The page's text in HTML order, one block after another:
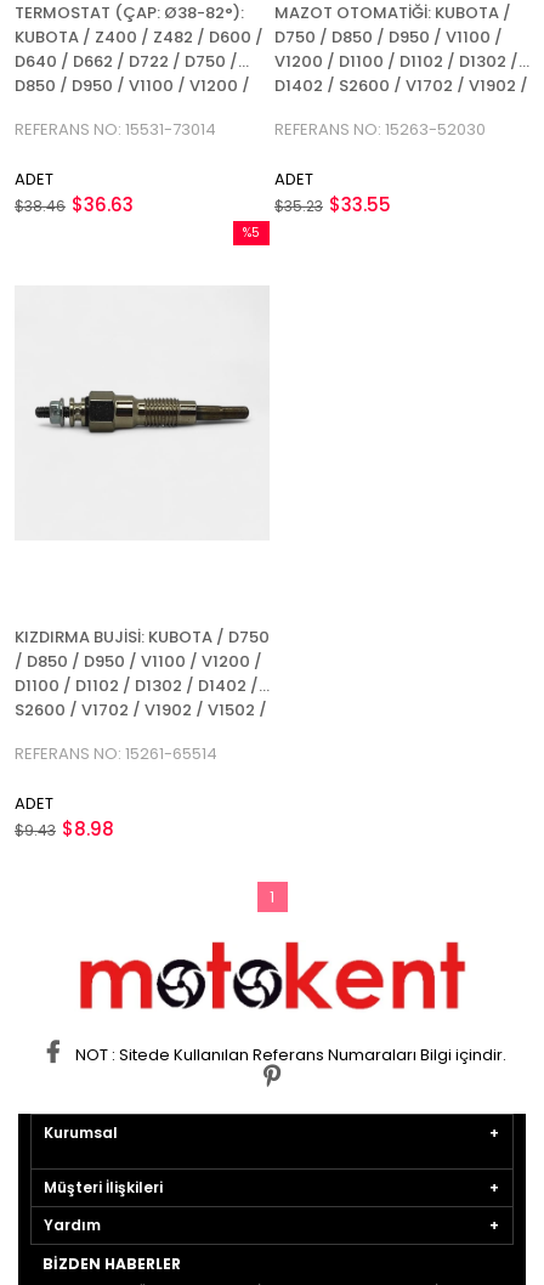
TERMOSTAT (ÇAP: Ø38-82°):
KUBOTA / Z400 / Z482 / D600 /
D640 / D662 / D722 / D750 /
D850 / D950 / V1100 / V1200 /
REFERANS NO: 15531-73014
ADET
$36.63
$38.46
MAZOT OTOMATİĞİ: KUBOTA /
D750 / D850 / D950 / V1100 /
V1200 / D1100 / D1102 / D1302 /
D1402 / S2600 / V1702 / V1902 /
REFERANS NO: 15263-52030
REFERANS NO: 15263-52030
ADET
$33.55
$35.23
KIZDIRMA BUJİSİ: KUBOTA / D750
/ D850 / D950 / V1100 / V1200 /
D1100 / D1102 / D1302 / D1402 /
S2600 / V1702 / V1902 / V1502 /
65514
REFERANS NO: 15261-65514
ADET
$8.98
$9.43
%5
%5İndirim
1
NOT : Sitede Kullanılan Referans Numaraları Bilgi içindir.
Kurumsal
Müşteri İlişkileri
Yardım
BIZDEN HABERLER